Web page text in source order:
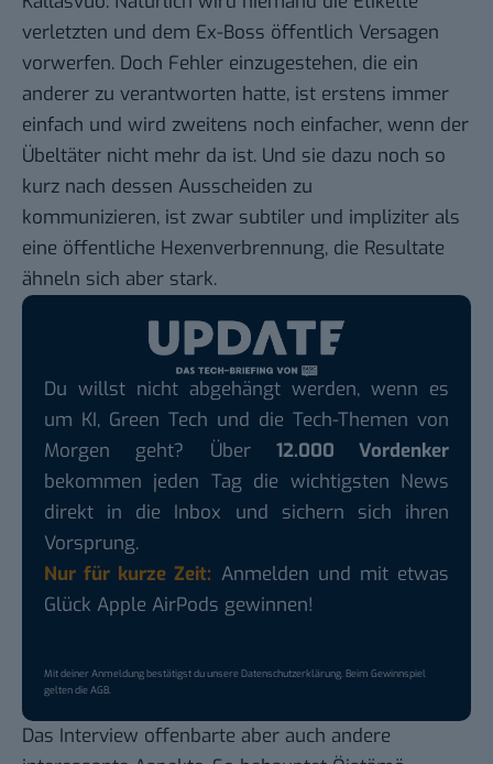
verletzten und dem Ex-Boss öffentlich Versagen
vorwerfen. Doch Fehler einzugestehen, die ein
anderer zu verantworten hatte, ist erstens immer
einfach und wird zweitens noch einfacher, wenn der
Übeltäter nicht mehr da ist. Und sie dazu noch so
kurz nach dessen Ausscheiden zu
kommunizieren, ist zwar subtiler und impliziter als
eine öffentliche Hexenverbrennung, die Resultate
ähneln sich aber stark.
Du willst nicht abgehängt werden, wenn es
um KI, Green Tech und die Tech-Themen von
Morgen geht? Über 12.000 Vordenker
bekommen jeden Tag die wichtigsten News
direkt in die Inbox und sichern sich ihren
Vorsprung.
Nur für kurze Zeit: Anmelden und mit etwas
Glück Apple AirPods gewinnen!
Mit deiner Anmeldung bestätigst du unsereDatenschutzerklärung. Beim Gewinnspiel
gelten dieAGB.
Das Interview offenbarte aber auch andere